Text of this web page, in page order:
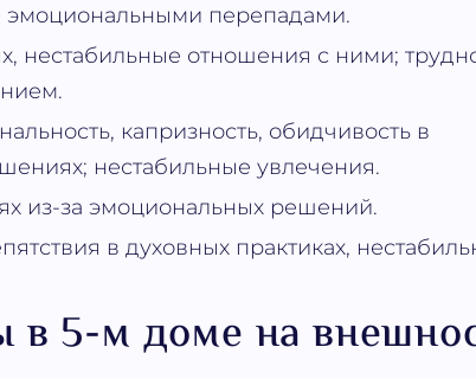
эмоциональными перепадами.
нестабильные отношения с ними;
капризность, обидчивость в
нестабильные увлечения.
из-за эмоциональных решений.
в духовных практиках,
в 5-м доме на